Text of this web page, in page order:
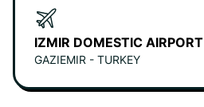
IZMIR DOMESTIC AIRPORT
GAZIEMIR - TURKEY